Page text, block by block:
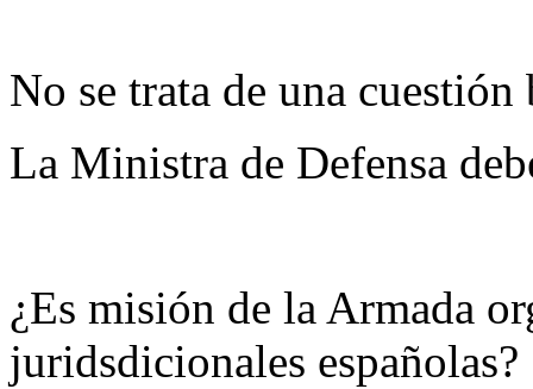
No se trata de una cuestión
La Ministra de Defensa
¿Es misión de la Armada
juridsdicionales españolas?